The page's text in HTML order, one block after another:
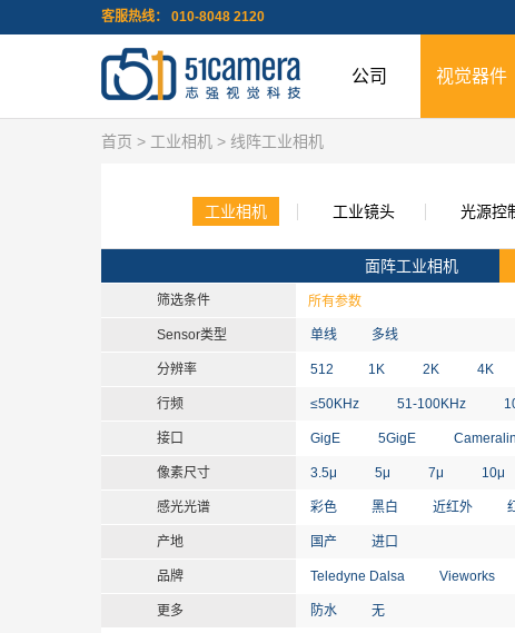
客服热线： 010-8048 2120
公司 视觉器件
首页 > 工业相机> 线阵工业相机
工业相机 工业镜头 光源控
面阵工业相机
筛选条件 所有参数
Sensor类型 单线 多线
分辨率 512 1K 2K 4K
行频 ≤50KHz 51-100KHz
接口 GigE 5GigE
像素尺寸 3.5μ 5μ 7μ 10μ
感光光谱 彩色 黑白 近红外
产地 国产 进口
品牌 Teledyne Dalsa Vieworks
更多 防水 无